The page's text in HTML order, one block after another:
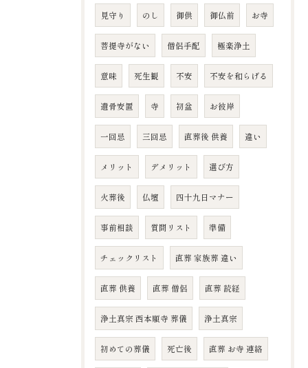
見守り のし 御供 御仏前 お寺
菩提寺がない 僧侶手配 極楽浄土
意味 死生観 不安 不安を和らげる
遺骨安置 寺 初盆 お彼岸
一回忌 三回忌 直葬後 供養 違い
メリット デメリット 選び方
火葬後 仏壇 四十九日マナー
事前相談 質問リスト 準備
チェックリスト 直葬 家族葬 違い
直葬 供養 直葬 僧侶 直葬 読経
浄土真宗 西本願寺 葬儀 浄土真宗
初めての葬儀 死亡後 直葬 お寺 連絡